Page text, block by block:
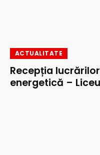
ACTUALITATE
Recepția
energetică –